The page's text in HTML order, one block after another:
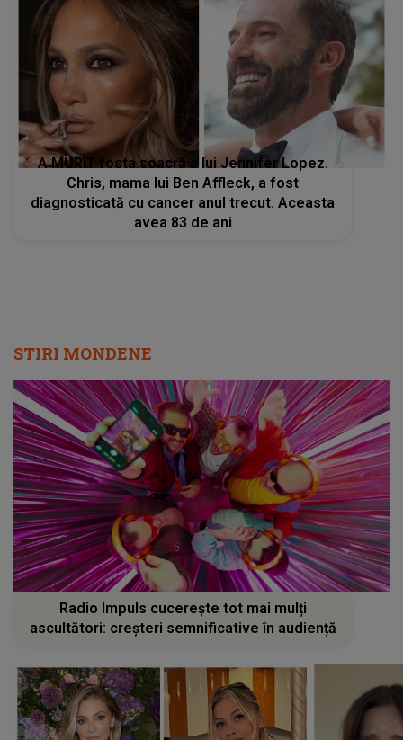
A MURIT fosta soacră a lui Jennifer Lopez.
Chris, mama lui Ben Affleck, a fost
diagnosticată cu cancer anul trecut. Aceasta
avea 83 de ani
STIRI MONDENE
Radio Impuls cucerește tot mai mulți
ascultători: creșteri semnificative în audiență